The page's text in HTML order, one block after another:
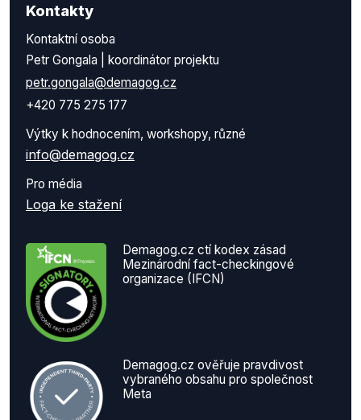
Kontakty
Kontaktní osoba
Petr Gongala | koordinátor projektu
petr.gongala@demagog.cz
+420 775 275 177
Výtky k hodnocením, workshopy, různé
info@demagog.cz
Pro média
Loga ke stažení
Demagog.cz ctí kodex zásad
Mezinárodní fact-checkingové
organizace (IFCN)
Demagog.cz ověřuje pravdivost
vybraného obsahu pro společnost
Meta